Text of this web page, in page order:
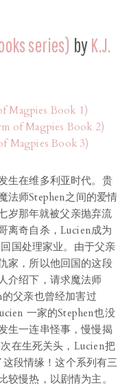
series) byK.J.
Magpies Book 1)
of Magpies Book 2)
Magpies Book 3)
生在维多利亚时代。贵
法师Stephen之间的爱情
岁那年就被父亲抛弃流
离奇自杀，Lucien成为
国处理家业。由于父亲
家，所以他回国的这段
介绍下，请求魔法师
父亲也曾经加害过
一家的Stephen也没
生一连串怪事，慢慢揭
在生死关头，Lucien把
段情缘！这个系列有三
慢热，以剧情为主。